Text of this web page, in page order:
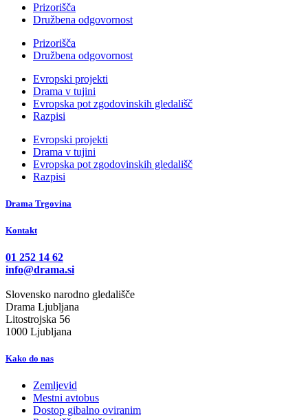
Prizorišča
Družbena odgovornost
Prizorišča
Družbena odgovornost
Evropski projekti
Drama v tujini
Evropska pot zgodovinskih gledališč
Razpisi
Evropski projekti
Drama v tujini
Evropska pot zgodovinskih gledališč
Razpisi
Drama Trgovina
Kontakt
01 252 14 62
info@drama.si
Slovensko narodno gledališče
Drama Ljubljana
Litostrojska 56
1000 Ljubljana
Kako do nas
Zemljevid
Mestni avtobus
Dostop gibalno oviranim